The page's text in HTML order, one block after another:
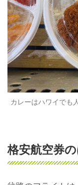
カレーはハワイでも
格安航空券